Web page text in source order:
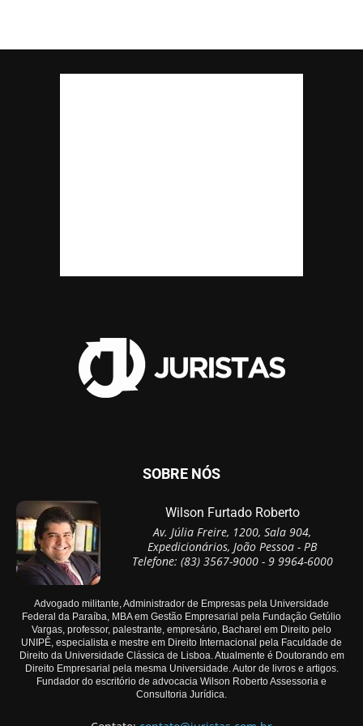
SOBRE NÓS
Wilson Furtado Roberto
Av. Júlia Freire, 1200, Sala 904,
Expedicionários, João Pessoa - PB
Telefone: (83) 3567-9000 - 9 9964-6000
Advogado militante, Administrador de Empresas pela Universidade
Federal da Paraíba, MBA em Gestão Empresarial pela Fundação Getúlio
Vargas, professor, palestrante, empresário, Bacharel em Direito pelo
UNIPÊ, especialista e mestre em Direito Internacional pela Faculdade de
Direito da Universidade Clássica de Lisboa. Atualmente é Doutorando em
Direito Empresarial pela mesma Universidade. Autor de livros e artigos.
Fundador do escritório de advocacia Wilson Roberto Assessoria e
Consultoria Jurídica.